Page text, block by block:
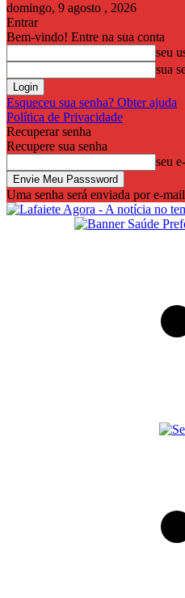
domingo, 9 agosto , 2026
Entrar
Bem-vindo! Entre na sua conta
seu
sua
Esqueceu sua senha? Obter ajuda
Política de Privacidade
Recuperar senha
Recupere sua senha
seu
Uma senha será enviada por e-